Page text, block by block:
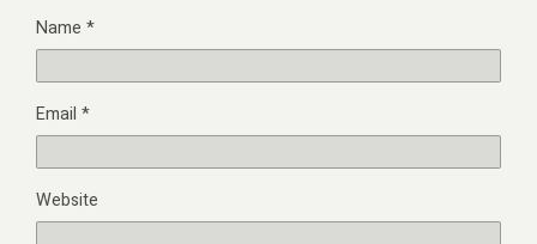
Name *
Email *
Website